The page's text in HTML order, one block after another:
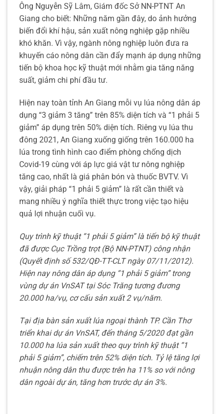
Ông Nguyễn Sỹ Lâm, Giám đốc Sở NN-PTNT An
Giang cho biết: Những năm gần đây, do ảnh hưởng
biến đổi khí hậu, sản xuất nông nghiệp gặp nhiều
khó khăn. Vì vậy, ngành nông nghiệp luôn đưa ra
khuyến cáo nông dân cần đẩy mạnh áp dụng những
tiến bộ khoa học kỹ thuật mới nhằm gia tăng năng
suất, giảm chi phí đầu tư.
Hiện nay toàn tỉnh An Giang mỗi vụ lúa nông dân áp
dụng “3 giảm 3 tăng” trên 85% diện tích và “1 phải 5
giảm” áp dụng trên 50% diện tích. Riêng vụ lúa thu
đông 2021, An Giang xuống giống trên 160.000 ha
lúa trong tình hình cao điểm phòng chống dịch
Covid-19 cùng với áp lực giá vật tư nông nghiệp
tăng cao, nhất là giá phân bón và thuốc BVTV. Vì
vậy, giải pháp “1 phải 5 giảm” là rất cần thiết và
mang nhiều ý nghĩa thiết thực trong việc tạo hiệu
quả lợi nhuận cuối vụ.
Quy trình kỹ thuật “1 phải 5 giảm” là tiến bộ kỹ thuật
đã được Cục Trồng trọt (Bộ NN-PTNT) công nhận
(Quyết định số 532/QĐ-TT-CLT ngày 07/11/2012).
Hiện nay nông dân áp dụng “1 phải 5 giảm” trong
vùng dự án VnSAT tại Sóc Trăng tương đương
20.000 ha/vụ, cơ cấu sản xuất 2 vụ/năm.
Tại địa bàn sản xuất lúa ngoại thành TP. Cần Thơ
triển khai dự án VnSAT, đến tháng 5/2020 đạt gần
10.000 ha lúa sản xuất theo quy trình kỹ thuật “1
phải 5 giảm”, chiếm trên 52% diện tích. Tỷ lệ tăng lợi
nhuận nông dân thu được trên ha 11% so với nông
dân ngoài dự án, tăng hơn trước dự án 3%.